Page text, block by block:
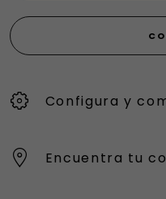
Configura y
Encuentra tu